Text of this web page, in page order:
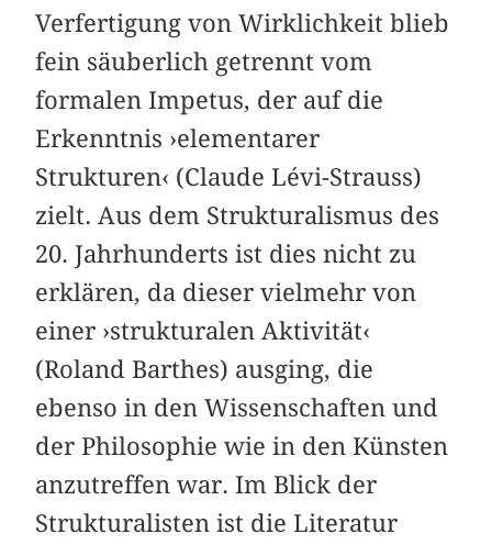
Verfertigung von Wirklichkeit blieb
fein säuberlich getrennt vom
formalen Impetus, der auf die
Erkenntnis ›elementarer
Strukturen‹ (Claude Lévi-Strauss)
zielt. Aus dem Strukturalismus des
20. Jahrhunderts ist dies nicht zu
erklären, da dieser vielmehr von
einer ›strukturalen Aktivität‹
(Roland Barthes) ausging, die
ebenso in den Wissenschaften und
der Philosophie wie in den Künsten
anzutreffen war. Im Blick der
Strukturalisten ist die Literatur